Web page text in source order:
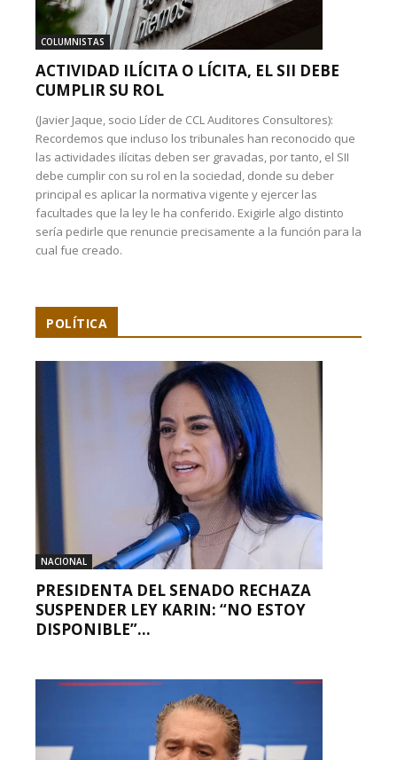
COLUMNISTAS
ACTIVIDAD ILÍCITA O LÍCITA, EL SII DEBE
CUMPLIR SU ROL
(Javier Jaque, socio Líder de CCL Auditores Consultores):
Recordemos que incluso los tribunales han reconocido que
las actividades ilícitas deben ser gravadas, por tanto, el SII
debe cumplir con su rol en la sociedad, donde su deber
principal es aplicar la normativa vigente y ejercer las
facultades que la ley le ha conferido. Exigirle algo distinto
sería pedirle que renuncie precisamente a la función para la
cual fue creado.
POLÍTICA
NACIONAL
PRESIDENTA DEL SENADO RECHAZA
SUSPENDER LEY KARIN: “NO ESTOY
DISPONIBLE”...